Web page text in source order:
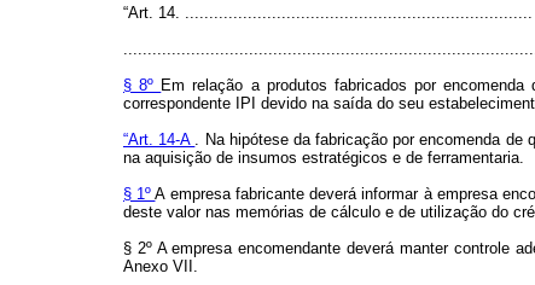
“Art. 14. ........................................................................
§ 8º Em relação a produtos fabricados por
correspondente IPI devido na saída do seu
“Art. 14-A . Na hipótese da fabricação por encomenda de
na aquisição de insumos estratégicos e de ferramentaria.
§ 1ºA empresa fabricante deverá informar à empresa
deste valor nas memórias de cálculo e de utilização do
§ 2º A empresa encomendante deverá manter controle
Anexo VII.